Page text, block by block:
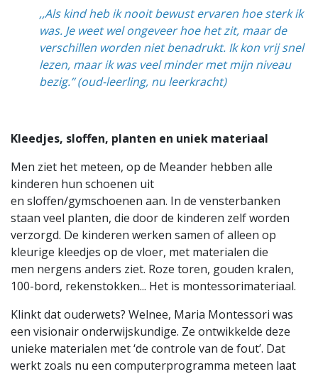
,,Als kind heb ik nooit bewust ervaren hoe sterk ik
was. Je weet wel ongeveer hoe het zit, maar de
verschillen worden niet benadrukt. Ik kon vrij snel
lezen, maar ik was veel minder met mijn niveau
bezig.’’ (oud-leerling, nu leerkracht)
Kleedjes, sloffen, planten en uniek materiaal
Men ziet het meteen, op de Meander hebben alle
kinderen hun schoenen uit
en sloffen/gymschoenen aan. In de vensterbanken
staan veel planten, die door de kinderen zelf worden
verzorgd. De kinderen werken samen of alleen op
kleurige kleedjes op de vloer, met materialen die
men nergens anders ziet. Roze toren, gouden kralen,
100-bord, rekenstokken... Het is montessorimateriaal.
Klinkt dat ouderwets? Welnee, Maria Montessori was
een visionair onderwijskundige. Ze ontwikkelde deze
unieke materialen met ‘de controle van de fout’. Dat
werkt zoals nu een computerprogramma meteen laat